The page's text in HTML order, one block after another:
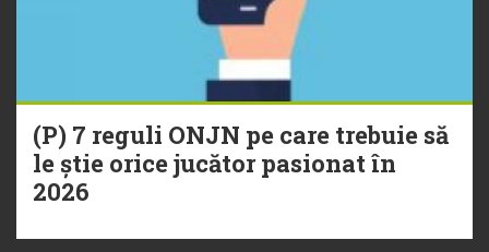
(P) 7 reguli ONJN pe care trebuie să
le știe orice jucător pasionat în
2026